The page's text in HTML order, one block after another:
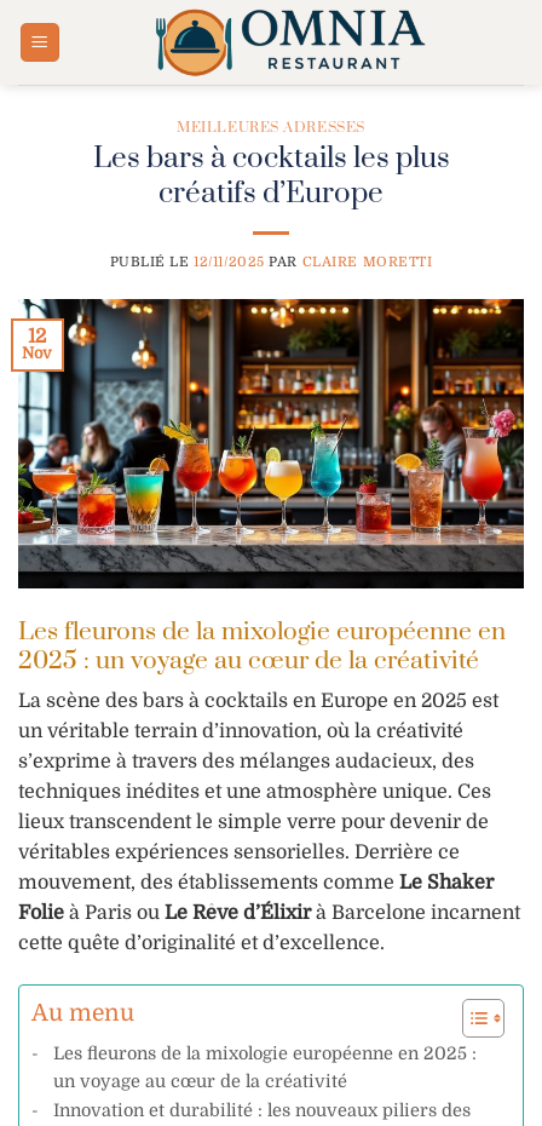
MEILLEURES ADRESSES
Les bars à cocktails les plus
créatifs d’Europe
PUBLIÉ LE12/11/2025 PAR CLAIRE MORETTI
12
Nov
Les fleurons de la mixologie européenne en
2025 : un voyage au cœur de la créativité
La scène des bars à cocktails en Europe en 2025 est
un véritable terrain d’innovation, où la créativité
s’exprime à travers des mélanges audacieux, des
techniques inédites et une atmosphère unique. Ces
lieux transcendent le simple verre pour devenir de
véritables expériences sensorielles. Derrière ce
mouvement, des établissements comme Le Shaker
Folie à Paris ou Le Rêve d’Élixirà Barcelone incarnent
cette quête d’originalité et d’excellence.
Au menu
Les fleurons de la mixologie européenne en 2025 :
un voyage au cœur de la créativité
Innovation et durabilité : les nouveaux piliers des